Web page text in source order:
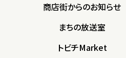
商店街からのお知らせ
まちの放送室
トビチMarket